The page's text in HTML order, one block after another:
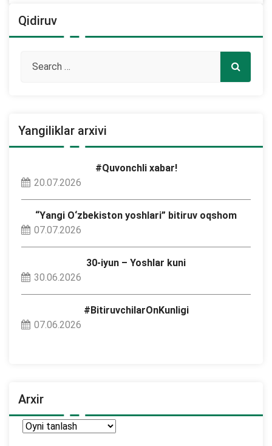
Qidiruv
Yangiliklar arxivi
#Quvonchli xabar!
20.07.2026
“Yangi O‘zbekiston yoshlari” bitiruv oqshom
07.07.2026
30-iyun – Yoshlar kuni
30.06.2026
#BitiruvchilarOnKunligi
07.06.2026
Arxir
Arxir